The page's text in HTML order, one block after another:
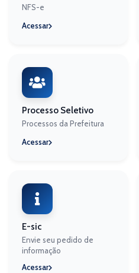
NFS-e
Acessar
Processo Seletivo
Processos da Prefeitura
Acessar
E-sic
Envie seu pedido de
informação
Acessar